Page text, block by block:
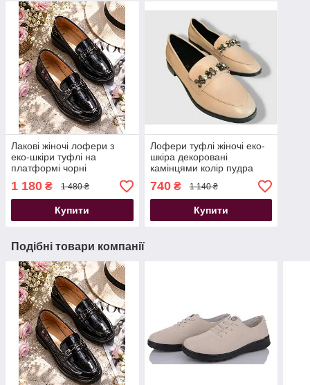
Лакові жіночі лофери з
еко-шкіри туфлі на
платформі чорні
1 180 ₴ 1 480 ₴
Купити
Лофери туфлі жіночі еко-
шкіра декоровані
камінцями колір пудра
740₴ 1 140 ₴
Купити
Подібні товари компанії